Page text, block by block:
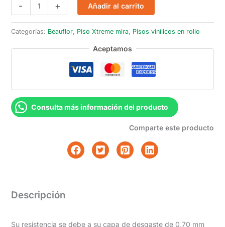
-
Mira
190L
+ Añadir al carrito
Categorías: Beauflor, Piso Xtreme mira, Pisos vinílicos en rollo
Aceptamos
Consulta más información del producto
Comparte este producto
Descripción
Su resistencia se debe a su capa de desgaste de 0,70 mm